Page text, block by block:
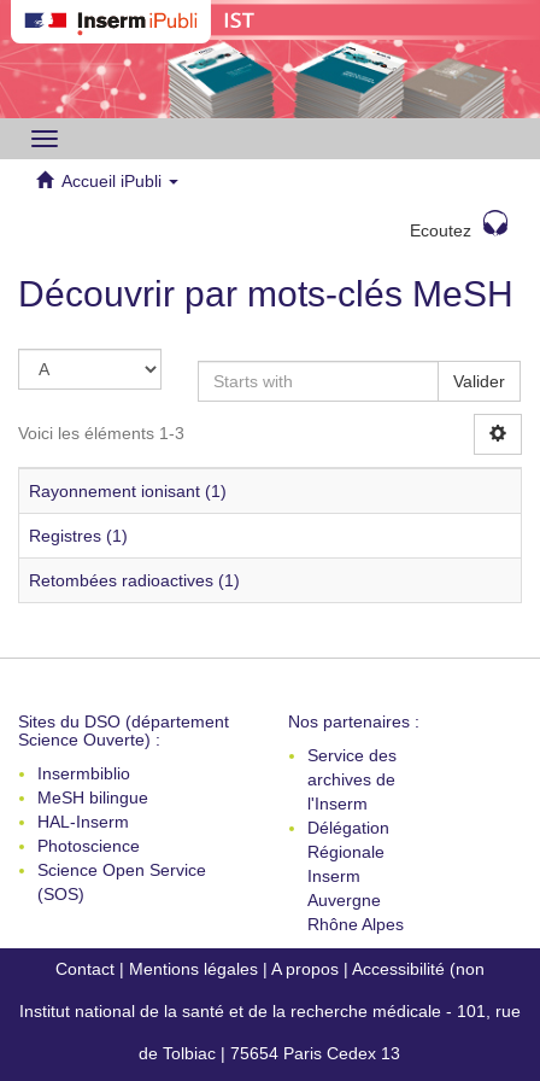
Toggle
navigation
Accueil iPubli
Ecoutez
Découvrir par mots-clés MeSH
Valider
Voici les éléments 1-3
Rayonnement ionisant (1)
Registres (1)
Retombées radioactives (1)
Sites du DSO (département
Science Ouverte) :
Insermbiblio
MeSH bilingue
HAL-Inserm
Photoscience
Science Open Service
(SOS)
Nos partenaires :
Service des
archives de
l'Inserm
Délégation
Régionale
Inserm
Auvergne
Rhône Alpes
Contact | Mentions légales | A propos | Accessibilité (non
conforme)
Institut national de la santé et de la recherche médicale - 101, rue
de Tolbiac | 75654 Paris Cedex 13